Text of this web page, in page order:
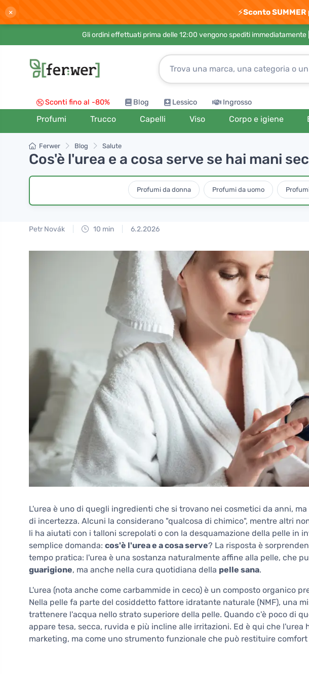
× ⚡Sconto
Gli ordini effettuati prima delle 12:00 vengono spediti immediatamente |
Sconti fino al -80% Blog Lessico Ingrosso
Profumi Trucco Capelli Viso Corpo e igiene
Ferwer Blog Salute
Cos'è l'urea e a cosa serve se hai mani
Profumi da donna Profumi da uomo
Petr Novák 10 min 6.2.2026
L'urea è uno di quegli ingredienti che si trovano nei cosmetici da anni,
di incertezza. Alcuni la considerano "qualcosa di chimico", mentre altri
li ha aiutati con i talloni screpolati o con la desquamazione della pelle in
semplice domanda: cos'è l'urea e a cosa serve? La risposta è
tempo pratica: l'urea è una sostanza naturalmente affine alla pelle, che
guarigione, ma anche nella cura quotidiana della pelle sana.
L'urea (nota anche come carbammide in ceco) è un composto organico
Nella pelle fa parte del cosiddetto fattore idratante naturale (NMF), una
trattenere l'acqua nello strato superiore della pelle. Quando c'è poco di
appare tesa, secca, ruvida e più incline alle irritazioni. Ed è qui che l'urea
marketing, ma come uno strumento funzionale che può restituire comfort